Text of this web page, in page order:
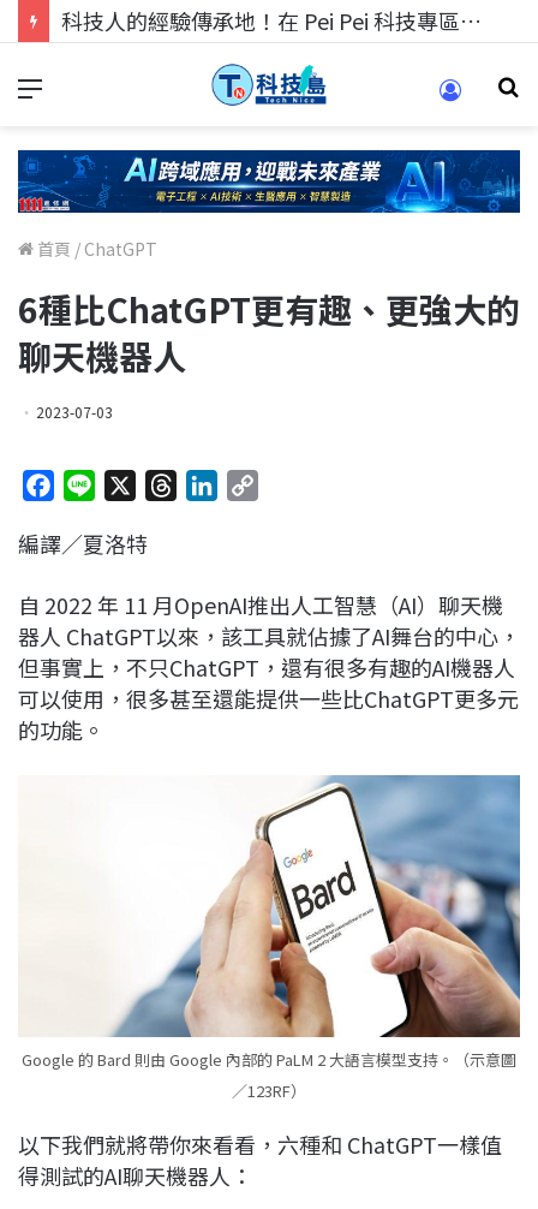
科技人的經驗傳承地！在 Pei Pei 科技專區，與學弟妹交流最硬核的技術
首頁 / ChatGPT
6種比ChatGPT更有趣、更強大的
聊天機器人
2023-07-03
c
b
o
o
k
n
a
d
s
e
d
I
n
L
i
n
k
編譯／夏洛特
自 2022 年 11 月OpenAI推出人工智慧（AI）聊天機
器人 ChatGPT以來，該工具就佔據了AI舞台的中心，
但事實上，不只ChatGPT，還有很多有趣的AI機器人
可以使用，很多甚至還能提供一些比ChatGPT更多元
的功能。
Google 的 Bard 則由 Google 內部的 PaLM 2 大語言模型支持。（示意圖
／123RF）
以下我們就將帶你來看看，六種和 ChatGPT一樣值
得測試的AI聊天機器人：